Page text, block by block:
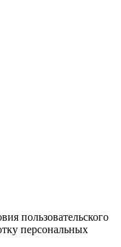
пользовательского
персональных